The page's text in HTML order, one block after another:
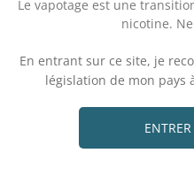
Le vapotage est une
nicotine.
En entrant sur ce site, je
législation de mon pays
ENTRER